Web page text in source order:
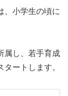
、小学生の頃に
属し、若手育成
ートします。